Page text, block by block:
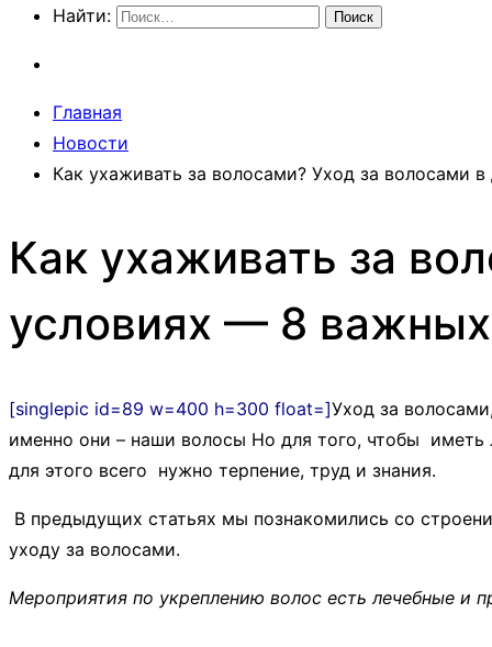
Найти:
Главная
Новости
Как ухаживать за волосами? Уход за
Как ухаживать за
условиях — 8
[singlepic id=89 w=400 h=300 float=]Уход за
именно они – наши волосы Но для того, чтобы
для этого всего нужно терпение, труд и знания.
В предыдущих статьях мы познакомились со
уходу за волосами.
Мероприятия по укреплению волос есть лечебные и